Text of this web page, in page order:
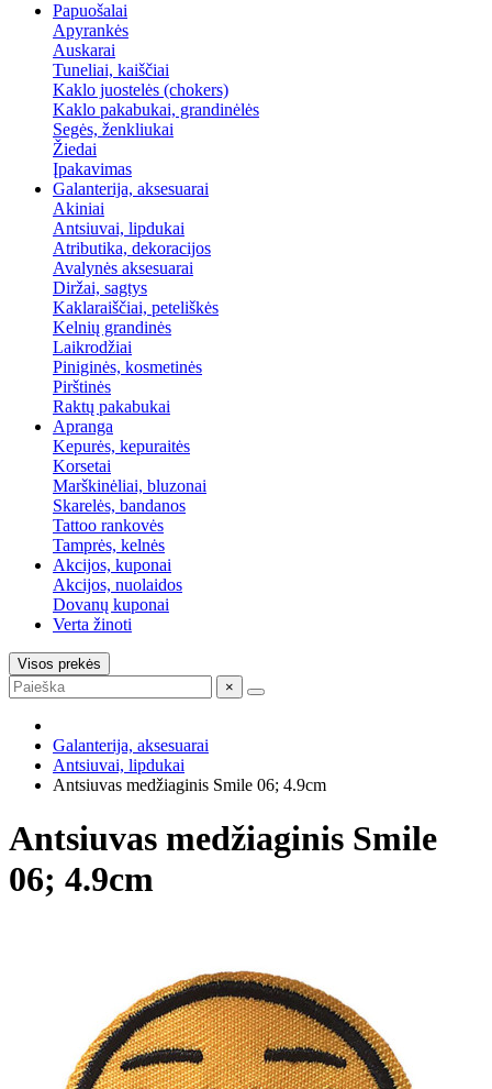
Papuošalai
Apyrankės
Auskarai
Tuneliai, kaiščiai
Kaklo juostelės (chokers)
Kaklo pakabukai, grandinėlės
Segės, ženkliukai
Žiedai
Įpakavimas
Galanterija, aksesuarai
Akiniai
Antsiuvai, lipdukai
Atributika, dekoracijos
Avalynės aksesuarai
Diržai, sagtys
Kaklaraiščiai, peteliškės
Kelnių grandinės
Laikrodžiai
Piniginės, kosmetinės
Pirštinės
Raktų pakabukai
Apranga
Kepurės, kepuraitės
Korsetai
Marškinėliai, bluzonai
Skarelės, bandanos
Tattoo rankovės
Tamprės, kelnės
Akcijos, kuponai
Akcijos, nuolaidos
Dovanų kuponai
Verta žinoti
Visos prekės
×
Galanterija, aksesuarai
Antsiuvai, lipdukai
Antsiuvas medžiaginis Smile 06; 4.9cm
Antsiuvas medžiaginis Smile
06; 4.9cm